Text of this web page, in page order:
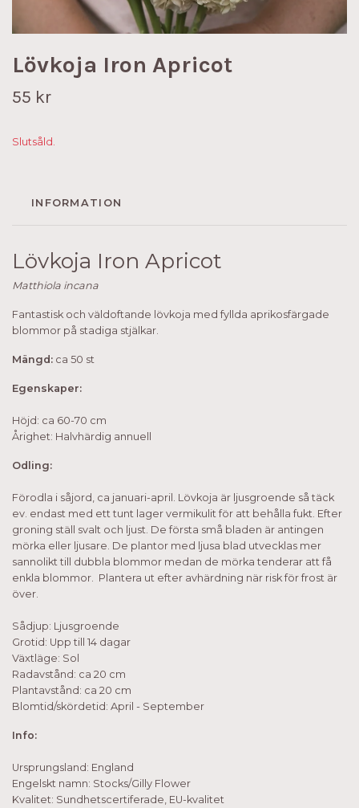
Lövkoja Iron Apricot
55 kr
Slutsåld.
INFORMATION
Lövkoja Iron Apricot
Matthiola incana
Fantastisk och väldoftande lövkoja med fyllda aprikosfärgade
blommor på stadiga stjälkar.
Mängd: ca 50 st
Egenskaper:
Höjd: ca 60-70 cm
Årighet: Halvhärdig annuell
Odling:
Förodla i såjord, ca januari-april. Lövkoja är ljusgroende så täck
ev. endast med ett tunt lager vermikulit för att behålla fukt. Efter
groning ställ svalt och ljust. De första små bladen är antingen
mörka eller ljusare. De plantor med ljusa blad utvecklas mer
sannolikt till dubbla blommor medan de mörka tenderar att få
enkla blommor. Plantera ut efter avhärdning när risk för frost är
över.
Sådjup: Ljusgroende
Grotid: Upp till 14 dagar
Växtläge: Sol
Radavstånd: ca 20 cm
Plantavstånd: ca 20 cm
Blomtid/skördetid: April - September
Info:
Ursprungsland: England
Engelskt namn: Stocks/Gilly Flower
Kvalitet: Sundhetscertiferade, EU-kvalitet